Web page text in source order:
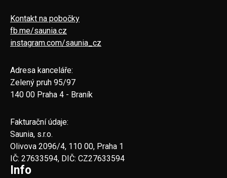
Kontakt na pobočky
fb.me/saunia.cz
instagram.com/saunia_cz
Adresa kanceláře:
Zelený pruh 95/97
140 00 Praha 4 - Braník
Fakturační údaje:
Saunia, s.r.o.
Olivova 2096/4, 110 00, Praha 1
IČ: 27633594, DIČ: CZ27633594
Info